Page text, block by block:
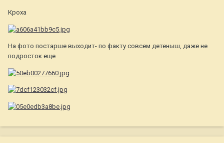
Кроха
На фото постарше выходит- по факту совсем детеныш, даже не
подросток еще